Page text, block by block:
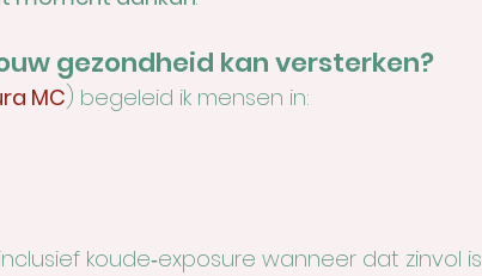
gezondheid kan versterken?
MC) begeleid ik mensen in:
koude‑exposure wanneer dat zinvol is